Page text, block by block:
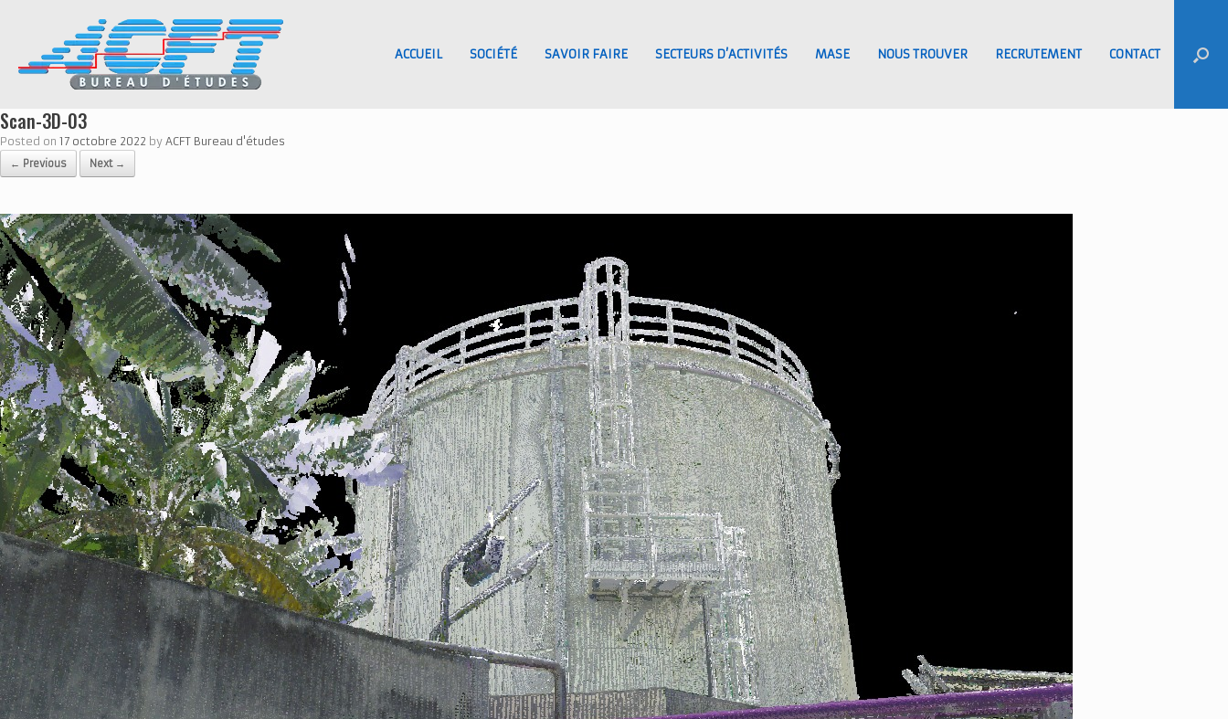
ACCUEIL SOCIÉTÉ SAVOIR FAIRE SECTEURS D’ACTIVITÉS MASE NOUS TROUVER RECRUTEMENT CONTACT
Scan-3D-03
Posted on 17 octobre 2022 by ACFT Bureau d'études
← Previous Next →